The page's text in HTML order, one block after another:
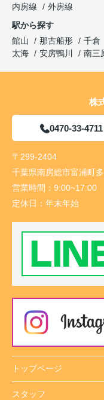
内房線
外房線
駅から探す
館山
那古船形 千倉
太海
安房鴨川 南三
株
0470-33-4711
〒299-2404
千葉県南房総市富浦町
営業時間： 9:00~17:00
定休日： 年末年始
トップページ
スタッフ